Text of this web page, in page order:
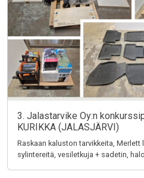
3. Jalastarvike Oy:n
KURIKKA (JALASJÄRVI)
Raskaan kaluston tarvikkeita, Merlett
sylintereitä, vesiletkuja + sadetin,